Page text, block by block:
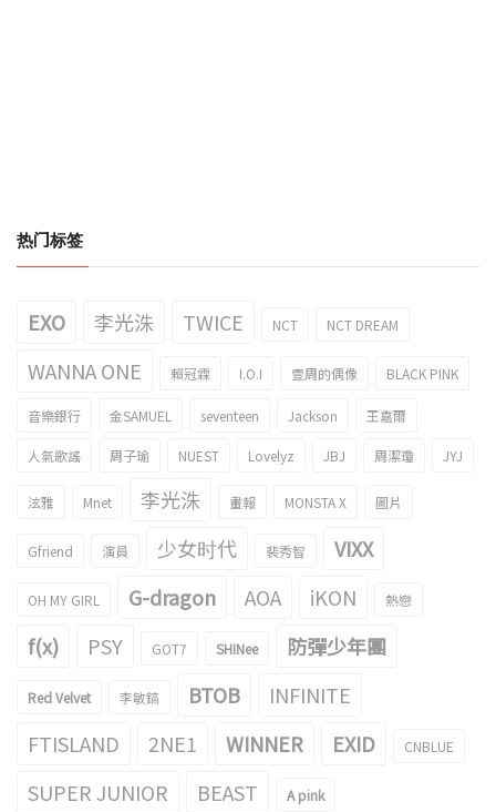
热门标签
EXO 李光洙 TWICE NCT NCT DREAM
WANNA ONE 賴冠霖 I.O.I 壹周的偶像 BLACK PINK
音樂銀行 金SAMUEL seventeen Jackson 王嘉爾
人氣歌謠 周子瑜 NUEST Lovelyz JBJ 周潔瓊 JYJ
泫雅 Mnet 李光洙 畫報 MONSTA X 圖片
Gfriend 演員 少女时代 裴秀智 VIXX
OH MY GIRL G-dragon AOA iKON 熱戀
f(x) PSY GOT7 SHINee 防彈少年團
Red Velvet 李敏鎬 BTOB
INFINITE
FTISLAND
2NE1 WINNER EXID CNBLUE
SUPER JUNIOR BEAST A pink